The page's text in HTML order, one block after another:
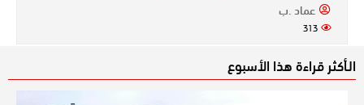
عماد .ب
313
الـأكثر قراءة هذا الأسبوع